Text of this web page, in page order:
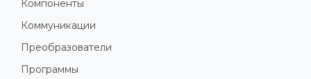
Компоненты
Коммуникации
Преобразователи
Программы